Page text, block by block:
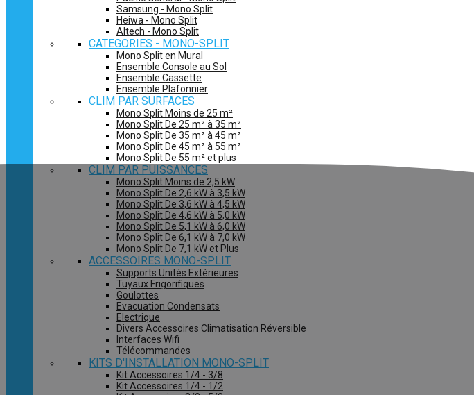
Samsung - Mono Split
Heiwa - Mono Split
Altech - Mono Split
CATEGORIES - MONO-SPLIT
Mono Split en Mural
Ensemble Console au Sol
Ensemble Cassette
Ensemble Plafonnier
CLIM PAR SURFACES
Mono Split Moins de 25 m²
Mono Split De 25 m² à 35 m²
Mono Split De 35 m² à 45 m²
Mono Split De 45 m² à 55 m²
Mono Split De 55 m² et plus
CLIM PAR PUISSANCES
Mono Split Moins de 2,5 kW
Mono Split De 2,6 kW à 3,5 kW
Mono Split De 3,6 kW à 4,5 kW
Mono Split De 4,6 kW à 5,0 kW
Mono Split De 5,1 kW à 6,0 kW
Mono Split De 6,1 kW à 7,0 kW
Mono Split De 7,1 kW et Plus
ACCESSOIRES MONO-SPLIT
Supports Unités Extérieures
Tuyaux Frigorifiques
Goulottes
Evacuation Condensats
Electrique
Divers Accessoires Climatisation Réversible
Interfaces Wifi
Télécommandes
KITS D'INSTALLATION MONO-SPLIT
Kit Accessoires 1/4 - 3/8
Kit Accessoires 1/4 - 1/2